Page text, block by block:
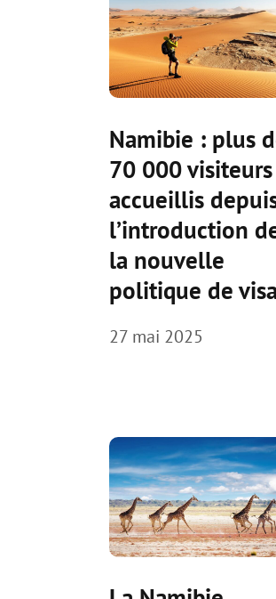
Namibie : plus
70 000 visiteurs
accueillis
l’introduction
la nouvelle
politique de visa
27 mai 2025